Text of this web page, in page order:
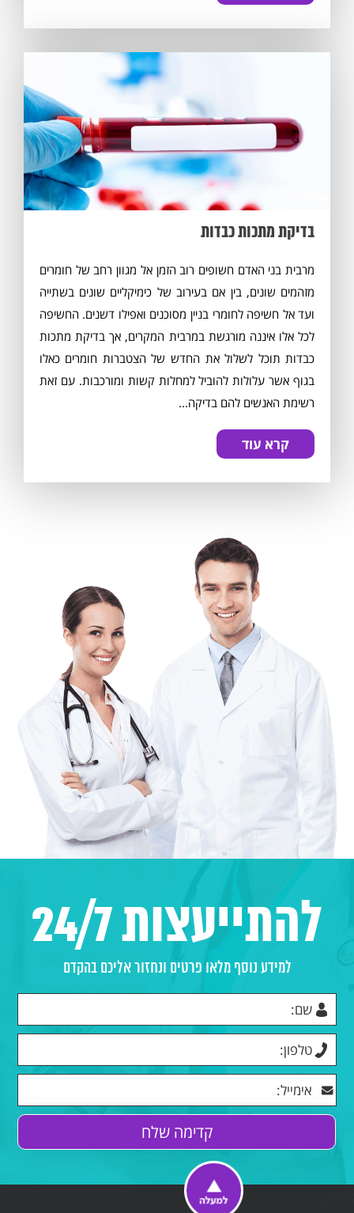
בדיקת מתכות כבדות
מרבית בני האדם חשופים רוב הזמן אל מגוון רחב של חומרים
מזהמים שונים, בין אם בעירוב של כימיקליים שונים בשתייה
ועד אל חשיפה לחומרי בניין מסוכנים ואפילו דשנים. החשיפה
לכל אלו איננה מורגשת במרבית המקרים, אך בדיקת מתכות
כבדות תוכל לשלול את החדש של הצטברות חומרים כאלו
בגוף אשר עלולות להוביל למחלות קשות ומורכבות. עם זאת
רשימת האנשים להם בדיקה...
קרא עוד
להתייעצות 24/7
למידע נוסף מלאו פרטים ונחזור אליכם בהקדם